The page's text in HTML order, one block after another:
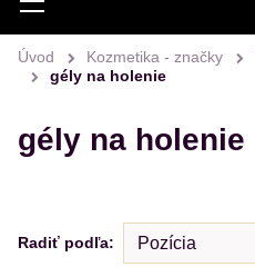
Hľadať
Menu
Úvod Kozmetika - značky
gély na holenie
gély na holenie
Radiť podľa: